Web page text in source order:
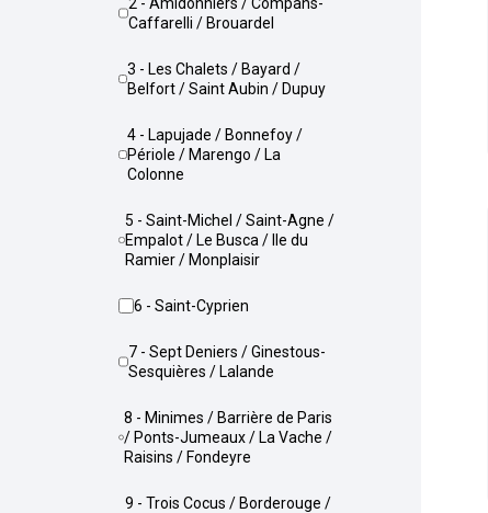
Caffarelli / Brouardel
3 - Les Chalets / Bayard /
Belfort / Saint Aubin / Dupuy
4 - Lapujade / Bonnefoy /
Périole / Marengo / La
Colonne
5 - Saint-Michel / Saint-Agne /
Empalot / Le Busca / Ile du
Ramier / Monplaisir
6 - Saint-Cyprien
7 - Sept Deniers / Ginestous-
Sesquières / Lalande
8 - Minimes / Barrière de Paris
/ Ponts-Jumeaux / La Vache /
Raisins / Fondeyre
9 - Trois Cocus / Borderouge /